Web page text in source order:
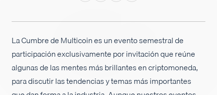
Empleos
La Cumbre de Multicoin es un evento semestral de
participación exclusivamente por invitación que reúne
algunas de las mentes más brillantes en criptomoneda,
para discutir las tendencias y temas más importantes